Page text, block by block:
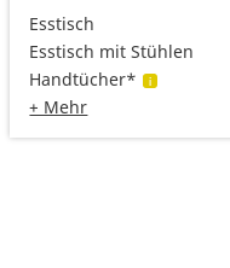
Esstisch
Esstisch mit Stühlen
Handtücher*
+ Mehr